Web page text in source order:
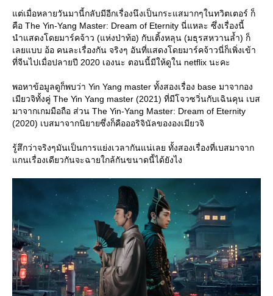
ต่เมื่อหลายวันมานี้กลับมีอีกเรื่องนึงเป็นกระแสมากๆในทวิตเตอร์ ก็
คือ The Yin-Yang Master: Dream of Eternity นี่แหละ ซึ่งเรื่องนี้
นำแสดงโดยมาร์คจ้าว (แห่งป่าท้อ) กับเติ้งหลุน (มธุรสหวานล้ำ) ก็
เลยแบบ อ้อ คนละเรื่องกัน จริงๆ อันที่แสดงโดยมาร์คจ้าวนี่ก็เพิ่งเข้า
ที่จีนไปเมื่อปลายปี 2020 เองนะ ตอนนี้มีให้ดูใน netflix นะคะ
พอหาข้อมูลดูก็พบว่า Yin Yang master ทั้งสองเรื่อง base มาจากอง
เมียวจิทั้งคู่ The Yin Yang master (2021) ที่มีโจวซวิ่นกับเฉินคุน เบส
มาจากเกมมือถือ ส่วน The Yin-Yang Master: Dream of Eternity
(2020) เบสมาจากนิยายซึ่งก็คือออริจินัลขององเมียวจิ
รู้สึกว่าจริงๆมันเป็นการแย่งเวลากันแน่เลย ทั้งสองเรื่องที่เบสมาจาก
กนเรื่องเดียวกันจะฉายใกล้กันขนาดนี้ได้ยังไง